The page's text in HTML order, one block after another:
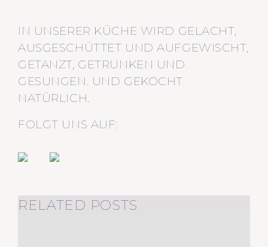
IN UNSERER KÜCHE WIRD GELACHT,
AUSGESCHÜTTET UND AUFGEWISCHT,
GETANZT, GETRUNKEN UND
GESUNGEN. UND GEKOCHT
NATÜRLICH.
FOLGT UNS AUF:
RELATED POSTS